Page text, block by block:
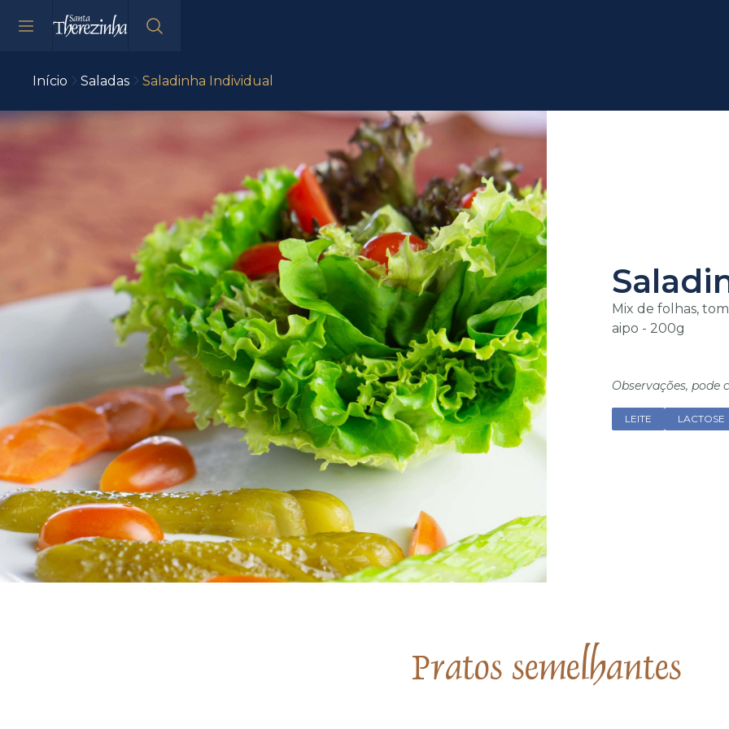
Início Saladas Saladinha Individual
Mix de folhas,
aipo - 200g
Observações, pode
LEITE LACTOSE
Pratos semelhantes